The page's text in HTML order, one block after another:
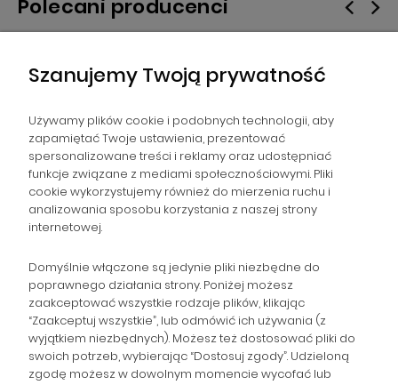
Polecani producenci
NAWIGACJA
POMOC
ZAMÓWIENIA
POPULARNE KATEGORIE
Szanujemy Twoją prywatność
Używamy plików cookie i podobnych technologii, aby
zapamiętać Twoje ustawienia, prezentować
spersonalizowane treści i reklamy oraz udostępniać
funkcje związane z mediami społecznościowymi. Pliki
cookie wykorzystujemy również do mierzenia ruchu i
analizowania sposobu korzystania z naszej strony
internetowej.
Domyślnie włączone są jedynie pliki niezbędne do
poprawnego działania strony. Poniżej możesz
zaakceptować wszystkie rodzaje plików, klikając
“Zaakceptuj wszystkie”, lub odmówić ich używania (z
wyjątkiem niezbędnych). Możesz też dostosować pliki do
swoich potrzeb, wybierając “Dostosuj zgody”. Udzieloną
zgodę możesz w dowolnym momencie wycofać lub